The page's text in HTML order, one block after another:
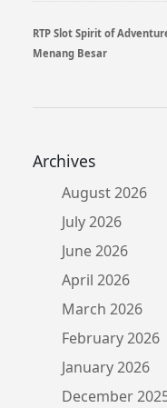
RTP Slot Spirit of
Menang Besar
Archives
August 2026
July 2026
June 2026
April 2026
March 2026
February 2026
January 2026
December